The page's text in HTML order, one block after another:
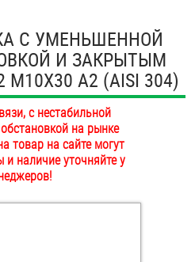
С УМЕНЬШЕННОЙ
И ЗАКРЫТЫМ
А2 (AISI 304)
с нестабильной
на рынке
товар на сайте могут
и наличие уточняйте у